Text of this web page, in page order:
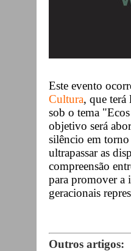
Este evento
Cultura, que
sob o tema
objetivo será
silêncio em torno
ultrapassar as
compreensão
para promover a
geracionais
Outros artigos: